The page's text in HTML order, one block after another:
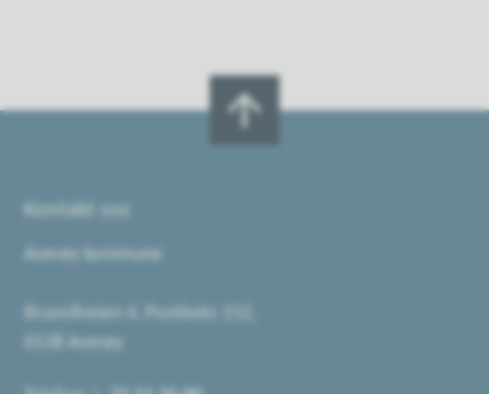
Averøy kommune
Bruvollveien 4, Postboks 152,
6538 Averøy